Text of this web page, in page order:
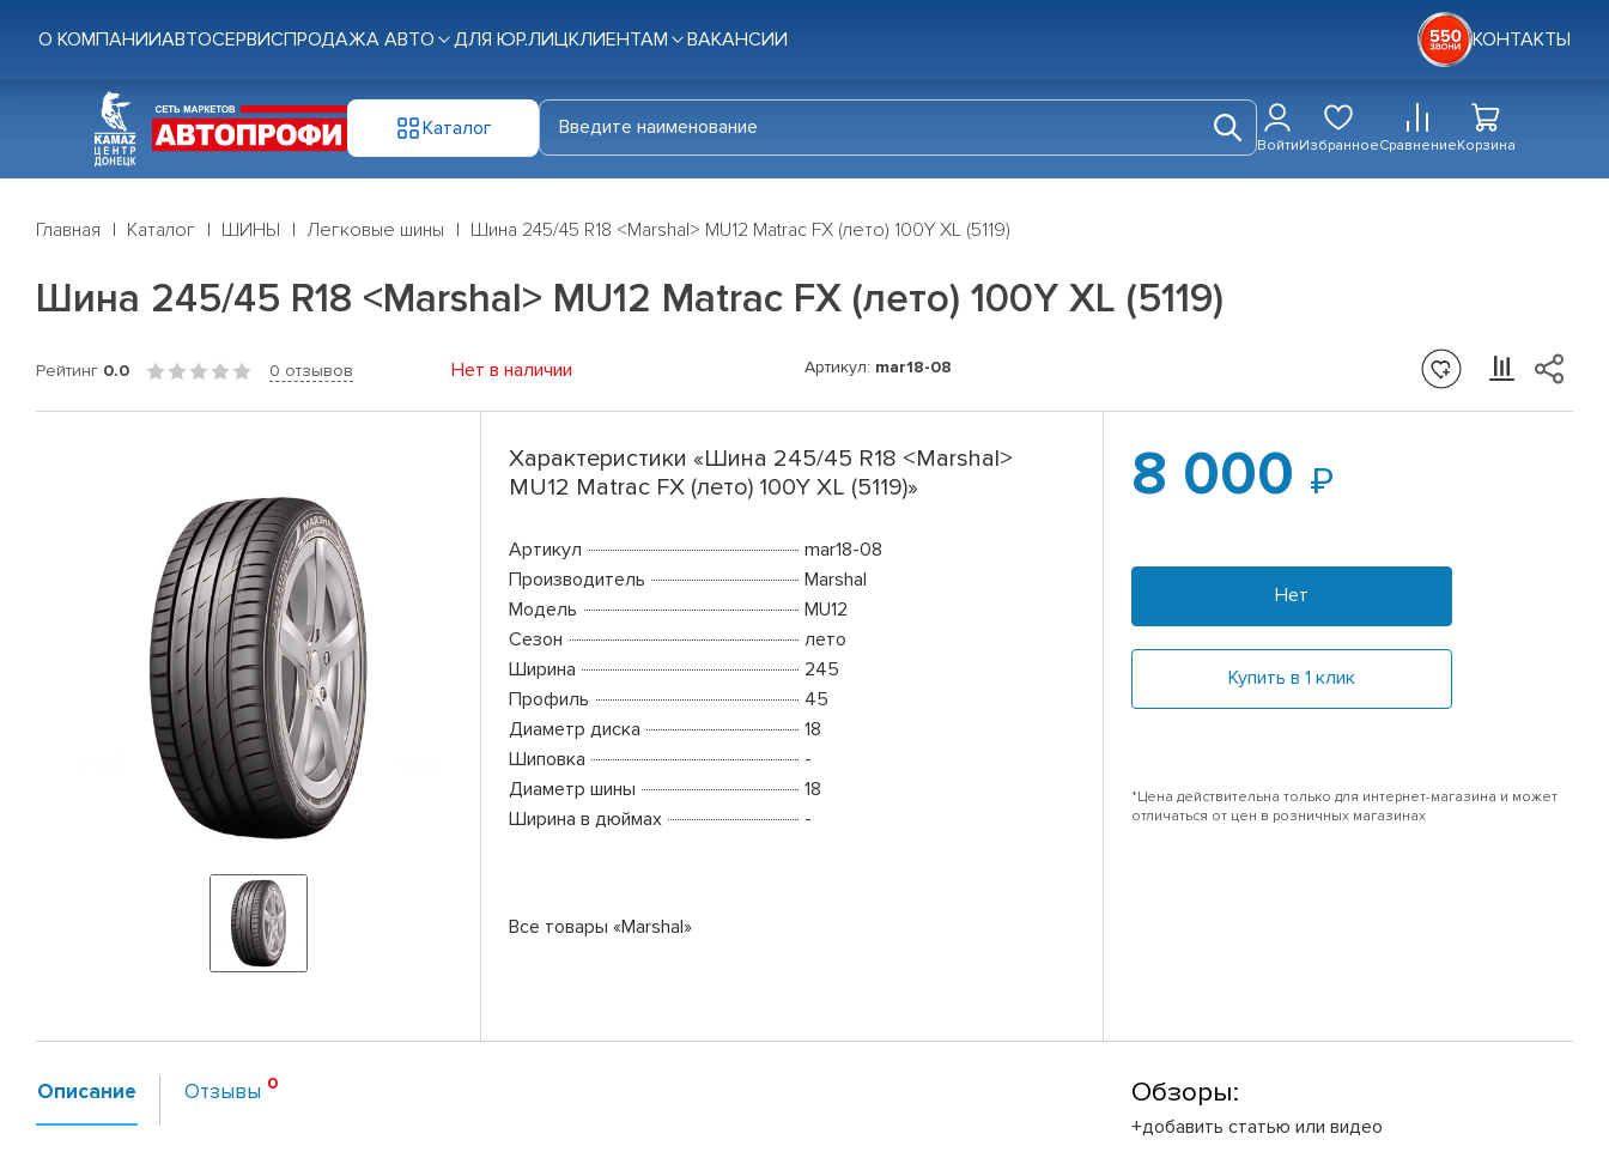
О КОМПАНИИАВТОСЕРВИСПРОДАЖА АВТО ДЛЯ ЮР.ЛИЦКЛИЕНТАМ ВАКАНСИИ КОНТАКТЫ
Каталог
ВойтиИзбранноеСравнениеКорзина
Главная Каталог ШИНЫ Легковые шины Шина 245/45 R18 <Marshal> MU12 Matrac FX (лето) 100Y XL (5119)
Шина 245/45 R18 <Marshal> MU12 Matrac FX (лето) 100Y XL (5119)
Рейтинг 0.0 0 отзывов Нет в наличии Артикул: mar18-08
Характеристики «Шина 245/45 R18 <Marshal>
MU12 Matrac FX (лето) 100Y XL (5119)»
Артикул
mar18-08
Производитель
Marshal
Модель
MU12
Сезон
лето
Ширина
245
Профиль
45
Диаметр диска
18
Шиповка
-
Диаметр шины
18
Ширина в дюймах
-
Все товары «Marshal»
8 000
Нет
Купить в 1 клик
*Цена действительна только для интернет-магазина и может
отличаться от цен в розничных магазинах
Описание Отзывы Обзоры:
+добавить статью или видео